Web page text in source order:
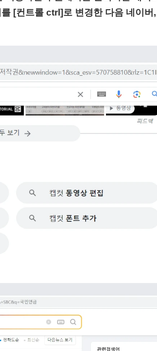
[컨트롤 ctrl]로 변경한 다음 네이버,